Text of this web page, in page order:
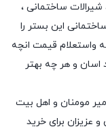
شیرالات ساختمانی ،
این بستر را
واستعلام قیمت انچه
اسان و هر چه بهتر
مومنان و اهل بیت
برای خرید